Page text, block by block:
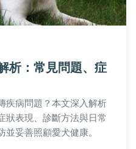
析：常見問題、症
疾病問題？本文深入解析
狀表現、診斷方法與日常
妥善照顧愛犬健康。